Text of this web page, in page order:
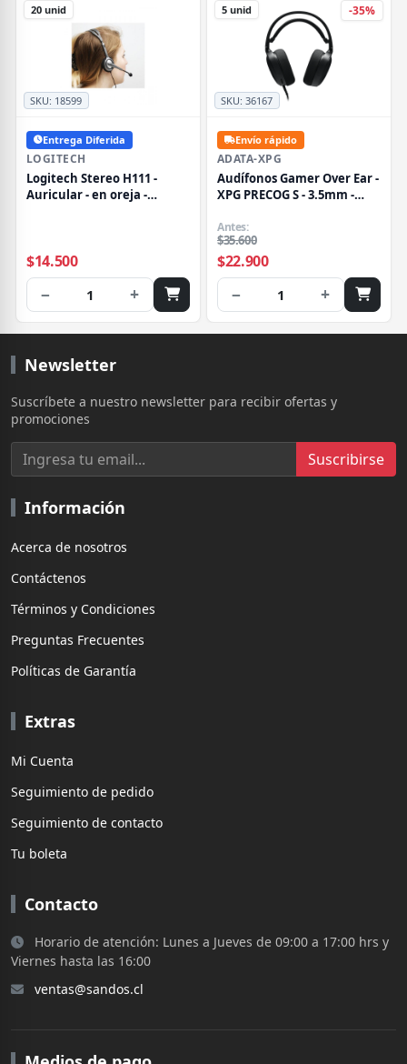
SKU: 18599
20 unid
Entrega Diferida
LOGITECH
Logitech Stereo H111 -
Auricular - en oreja -
$14.500
− 1 +
-35%
SKU:36167
5 unid
Envío rápido
ADATA-XPG
Audífonos Gamer Over Ear -
XPG PRECOG S - 3.5mm -
Antes:
$35.600
$22.900
− 1 +
Newsletter
Suscríbete a nuestro newsletter para recibir ofertas y
promociones
Suscribirse
Información
Acerca de nosotros
Contáctenos
Términos y Condiciones
Preguntas Frecuentes
Políticas de Garantía
Extras
Mi Cuenta
Seguimiento de pedido
Seguimiento de contacto
Tu boleta
Contacto
Horario de atención: Lunes a Jueves de 09:00 a 17:00 hrs y
Viernes hasta las 16:00
ventas@sandos.cl